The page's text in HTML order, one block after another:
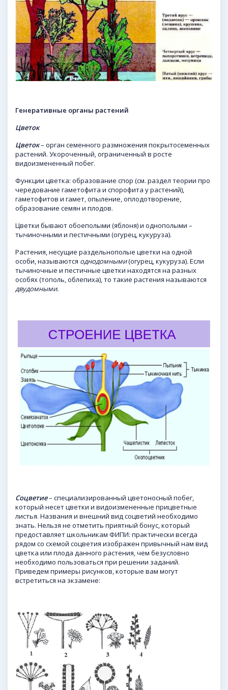
Генеративные органы растений
Цветок
Цветок– орган семенного размножения покрытосеменных
растений. Укороченный, ограниченный в росте
видоизмененный побег.
Функции цветка: образование спор (см. раздел теории про
чередование гаметофита и спорофита у растений),
гаметофитов и гамет, опыление, оплодотворение,
образование семян и плодов.
Цветки бывают обоеполыми (яблоня) и однополыми –
тычиночными и пестичными (огурец, кукуруза).
Растения, несущие раздельнополые цветки на одной
особи, называются однодомными(огурец, кукуруза).Если
тычиночные и пестичные цветки находятся на разных
особях (тополь, облепиха), то такие растения называются
двудомными.
Соцветие– специализированный цветоносный побег,
который несет цветки и видоизмененные прицветные
листья. Названия и внешний вид соцветий необходимо
знать. Нельзя не отметить приятный бонус, который
предоставляет школьникам ФИПИ: практически всегда
рядом со схемой соцветия изображен привычный нам вид
цветка или плода данного растения, чем безусловно
необходимо пользоваться при решении заданий.
Приведем примеры рисунков, которые вам могут
встретиться на экзамене: